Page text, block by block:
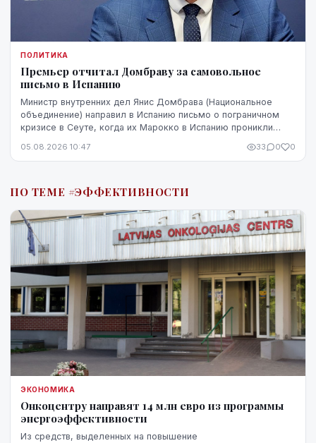
ПОЛИТИКА
Премьер отчитал Домбраву за самовольное
письмо в Испанию
Министр внутренних дел Янис Домбрава (Национальное
объединение) направил в Испанию письмо о пограничном
кризисе в Сеуте, когда их Марокко в Испанию проникли
чувствительно.
05.08.2026 10:47 33 0 0
ПО ТЕМЕ #ЭФФЕКТИВНОСТИ
ЭКОНОМИКА
Онкоцентру направят 14 млн евро из программы
энергоэффективности
Из средств, выделенных на повышение